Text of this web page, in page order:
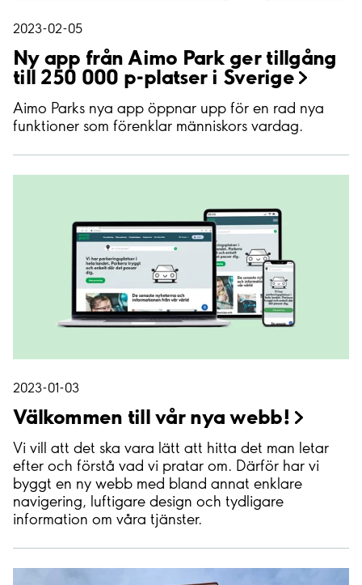
2023-02-05
Ny app från Aimo Park ger tillgång
till 250 000 p-platser i Sverige
Aimo Parks nya app öppnar upp för en rad nya
funktioner som förenklar människors vardag.
2023-01-03
Välkommen till vår nyawebb!
Vi vill att det ska vara lätt att hitta det man letar
efter och förstå vad vi pratar om. Därför har vi
byggt en ny webb med bland annat enklare
navigering, luftigare design och tydligare
information om våra tjänster.